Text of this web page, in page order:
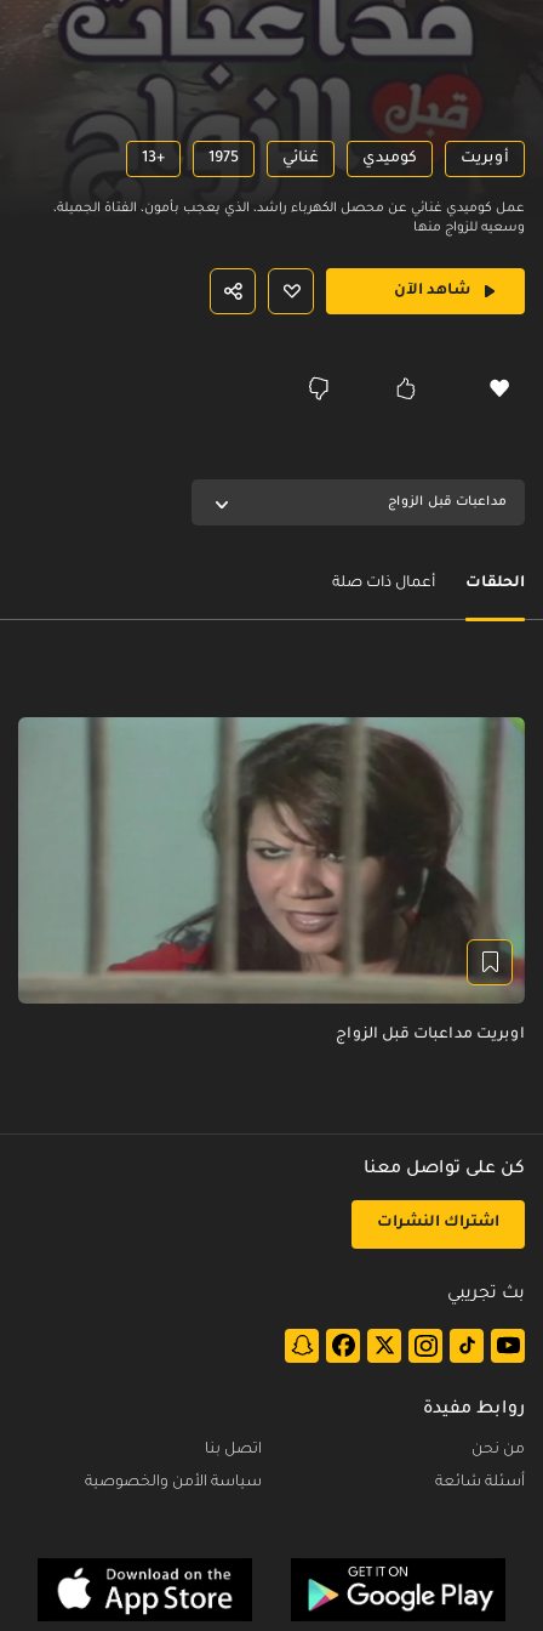
أوبريت كوميدي غنائي 1975
13+
عمل كوميدي غنائي عن محصل الكهرباء راشد، الذي يعجب بأمون، الفتاة الجميلة،
وسعيه للزواج منها
شاهد الآن
مداعبات قبل الزواج
الحلقات أعمال ذات صلة
اوبريت مداعبات قبل الزواج
كن على تواصل معنا
اشتراك النشرات
بث تجريبي
روابط مفيدة
من نحن
أسئلة شائعة
اتصل بنا
سياسة الأمن والخصوصية